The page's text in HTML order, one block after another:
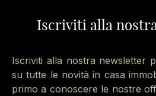
Iscriviti alla
Iscriviti alla nostra newsletter
su tutte le novità in casa
primo a conoscere le nostre